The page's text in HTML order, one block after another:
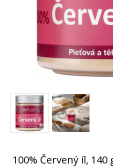
100% Červený íl, 140